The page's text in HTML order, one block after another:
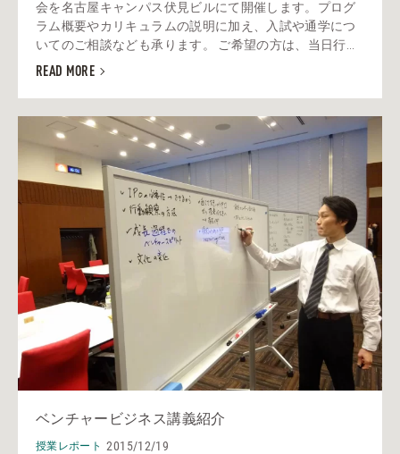
会を名古屋キャンパス伏見ビルにて開催します。プログ
ラム概要やカリキュラムの説明に加え、入試や通学につ
いてのご相談なども承ります。 ご希望の方は、当日行...
READ MORE
ベンチャービジネス講義紹介
授業レポート 2015/12/19